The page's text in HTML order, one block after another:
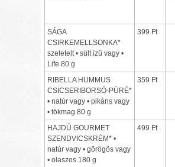
SÁGA
CSIRKEMELLSONKA*
szeletelt • sült ízű vagy •
Life 80 g
399 Ft
RIBELLA HUMMUS
CSICSERIBORSÓ-PÜRÉ*
• natúr vagy • pikáns vagy
• tökmag 80 g
359 Ft
HAJDÚ GOURMET
SZENDVICSKRÉM* •
natúr vagy • görögös vagy
• olaszos 180 g
499 Ft